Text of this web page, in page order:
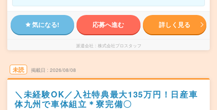
気になる! 応募へ進む 詳しく見る
派遣会社 株式会社プロスタッフ
未読 掲載日 2026/08/08
＼未経験OK／入社特典最大135万円！日産車
体九州で車体組立＊寮完備〇